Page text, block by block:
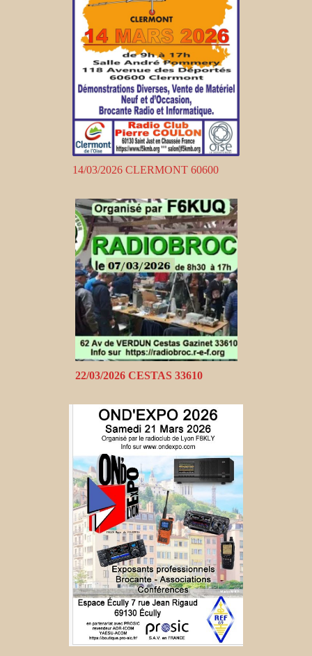
14/03/2026 CLERMONT 60600
22/03/2026 CESTAS 33610